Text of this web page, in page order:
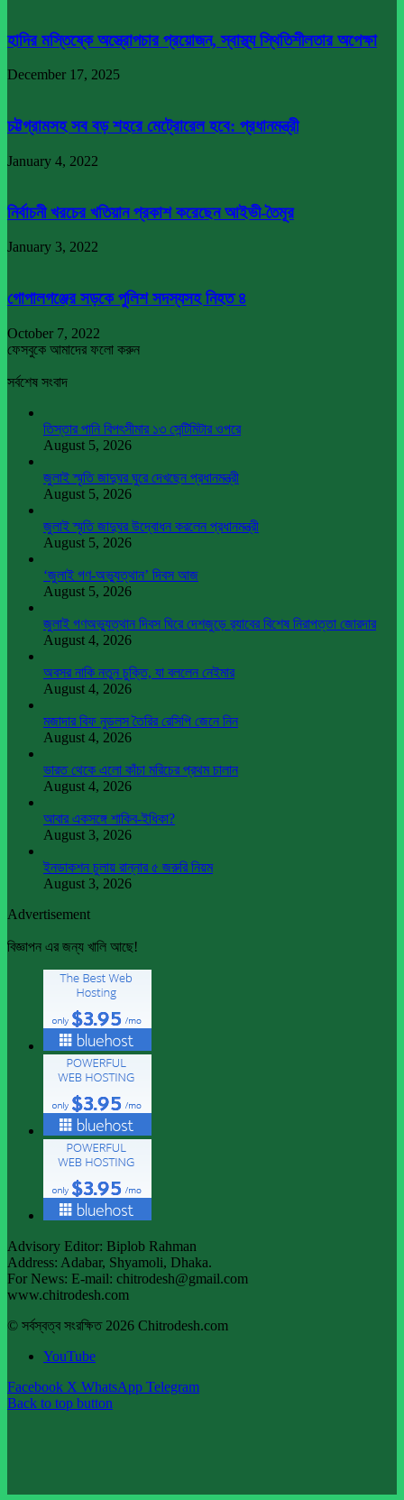
হাদির মস্তিষ্কে অস্ত্রোপচার প্রয়োজন, স্বাস্থ্য স্থিতিশীলতার অপেক্ষা
December 17, 2025
চট্টগ্রামসহ সব বড় শহরে মেট্রোরেল হবে: প্রধানমন্ত্রী
January 4, 2022
নির্বাচনী খরচের খতিয়ান প্রকাশ করেছেন আইভী-তৈমূর
January 3, 2022
গোপালগঞ্জের সড়কে পুলিশ সদস্যসহ নিহত ৪
October 7, 2022
ফেসবুকে আমাদের ফলো করুন
সর্বশেষ সংবাদ
তিস্তার পানি বিপৎসীমার ১৩ সেন্টিমিটার ওপরে
August 5, 2026
জুলাই স্মৃতি জাদুঘর ঘুরে দেখছেন প্রধানমন্ত্রী
August 5, 2026
জুলাই স্মৃতি জাদুঘর উদ্বোধন করলেন প্রধানমন্ত্রী
August 5, 2026
‘জুলাই গণ-অভ্যুত্থান’ দিবস আজ
August 5, 2026
জুলাই গণঅভ্যুত্থান দিবস ঘিরে দেশজুড়ে র‌্যাবের বিশেষ নিরাপত্তা জোরদার
August 4, 2026
অবসর নাকি নতুন চুক্তি, যা বললেন নেইমার
August 4, 2026
মজাদার বিফ নুডলস তৈরির রেসিপি জেনে নিন
August 4, 2026
ভারত থেকে এলো কাঁচা মরিচের প্রথম চালান
August 4, 2026
আবার একসঙ্গে শাকিব-ইধিকা?
August 3, 2026
ইনডাকশন চুলায় রান্নার ৫ জরুরি নিয়ম
August 3, 2026
Advertisement
বিজ্ঞাপন এর জন্য খালি আছে!
Advisory Editor: Biplob Rahman
Address: Adabar, Shyamoli, Dhaka.
For News: E-mail: chitrodesh@gmail.com
www.chitrodesh.com
© সর্বস্বত্ব সংরক্ষিত 2026 Chitrodesh.com
YouTube
Facebook X WhatsApp Telegram
Back to top button